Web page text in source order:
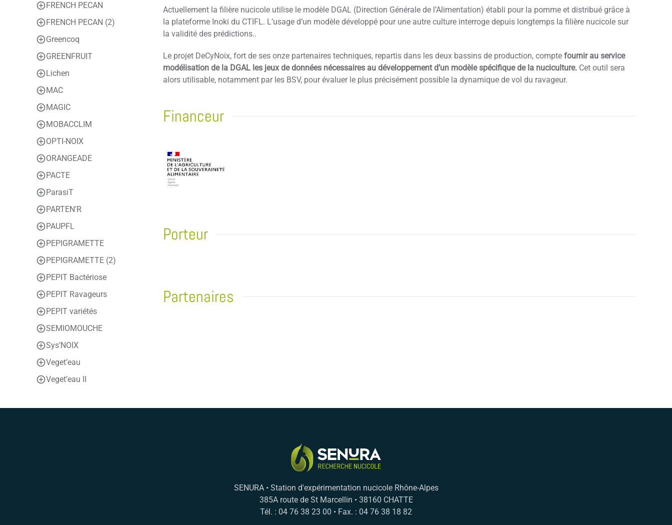
FRENCH PECAN
FRENCH PECAN (2)
Greencoq
GREENFRUIT
Lichen
MAC
MAGIC
MOBACCLIM
OPTI-NOIX
ORANGEADE
PACTE
ParasiT
PARTEN'R
PAUPFL
PEPIGRAMETTE
PEPIGRAMETTE (2)
PEPIT Bactériose
PEPIT Ravageurs
PEPIT variétés
SEMIOMOUCHE
Sys’NOIX
Veget’eau
Veget’eau II
Actuellement la filière nucicole utilise le modèle DGAL (Direction Générale de l’Alimentation) établi pour la pomme et distribué grâce à
la plateforme Inoki du CTIFL. L’usage d’un modèle développé pour une autre culture interroge depuis longtemps la filière nucicole sur
la validité des prédictions..
Le projet DeCyNoix, fort de ses onze partenaires techniques, repartis dans les deux bassins de production, compte fournir au service
modélisation de la DGAL les jeux de données nécessaires au développement d’un modèle spécifique de la nuciculture. Cet outil sera
alors utilisable, notamment par les BSV, pour évaluer le plus précisément possible la dynamique de vol du ravageur.
Financeur
Porteur
Partenaires
SENURA • Station d'expérimentation nucicole Rhône-Alpes
385A route de St Marcellin • 38160 CHATTE
Tél. : 04 76 38 23 00 • Fax. : 04 76 38 18 82